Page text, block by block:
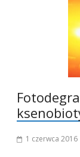
1 czerwca 2016